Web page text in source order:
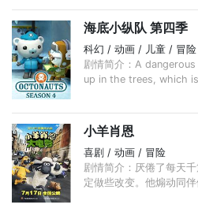
特）。 ...
海底小纵队 第四季
科幻 / 动画 / 儿童 / 冒险
剧情简介：A
up in the trees, which
小羊肖恩
喜剧 / 动画 / 冒险
剧情简介：厌倦了每天
定做些改变。他煽动同